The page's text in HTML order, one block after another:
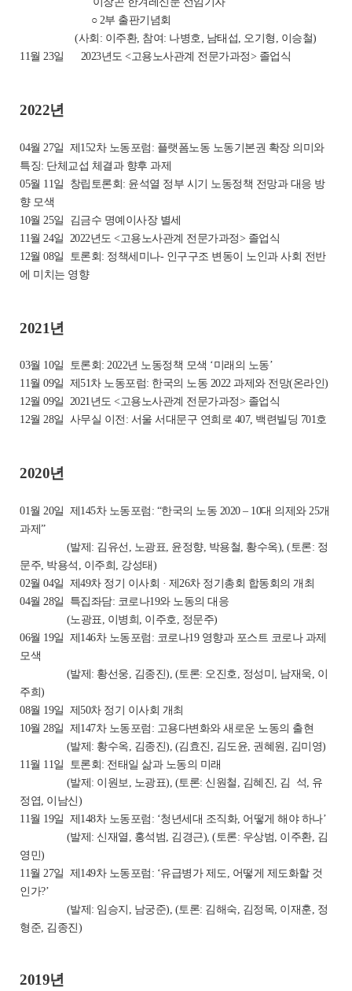
○ 2부 출판기념회
(사회: 이주환, 참여: 나병호, 남태섭, 오기형, 이승철)
11월 23일
2023년도 <고용노사관계 전문가과정> 졸업식
2022년
04월 27일 제152차 노동포럼: 플랫폼노동 노동기본권 확장 의미와
특징: 단체교섭 체결과 향후 과제
05월 11일
창립토론회: 윤석열 정부 시기 노동정책 전망과 대응 방
향 모색
10월 25일
김금수 명예이사장 별세
11월 24일 2022년도 <고용노사관계 전문가과정> 졸업식
12월 08일
토론회: 정책세미나- 인구구조 변동이 노인과 사회 전반
에 미치는 영향
2021년
03월 10일
토론회: 2022년 노동정책 모색 ‘미래의 노동’
11월 09일 제51차 노동포럼: 한국의 노동 2022 과제와 전망(온라인)
12월 09일 2021년도 <고용노사관계 전문가과정> 졸업식
12월 28일 사무실 이전: 서울 서대문구 연희로 407, 백련빌딩 701호
2020년
01월 20일 제145차 노동포럼: “한국의 노동 2020 – 10대 의제와 25개
과제”
(발제: 김유선, 노광표, 윤정향, 박용철, 황수옥), (토론: 정
문주, 박용석, 이주희, 강성태)
02월 04일 제49차 정기 이사회 · 제26차 정기총회 합동회의 개최
04월 28일 특집좌담: 코로나19와 노동의 대응
(노광표, 이병희, 이주호, 정문주)
06월 19일 제146차 노동포럼: 코로나19 영향과 포스트 코로나 과제
모색
(발제: 황선웅, 김종진), (토론: 오진호, 정성미, 남재욱, 이
주희)
08월 19일 제50차 정기 이사회 개최
10월 28일 제147차 노동포럼: 고용다변화와 새로운 노동의 출현
(발제: 황수옥, 김종진), (김효진, 김도윤, 권혜원, 김미영)
11월 11일 토론회: 전태일 삶과 노동의 미래
(발제: 이원보, 노광표), (토론: 신원철, 김혜진, 김 석, 유
정엽, 이남신)
11월 19일 제148차 노동포럼: ‘청년세대 조직화, 어떻게 해야 하나’
(발제: 신재열, 홍석범, 김경근), (토론: 우상범, 이주환, 김
영민)
11월 27일 제149차 노동포럼: ‘유급병가 제도, 어떻게 제도화할 것
인가?’
(발제: 임승지, 남궁준), (토론: 김해숙, 김정목, 이재훈, 정
형준, 김종진)
2019년